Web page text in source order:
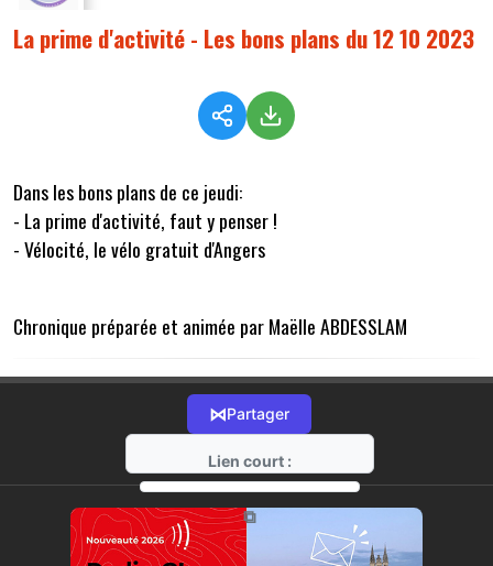
La prime d'activité - Les bons plans du 12 10 2023
Dans les bons plans de ce jeudi:
- La prime d'activité, faut y penser !
- Vélocité, le vélo gratuit d'Angers
Chronique préparée et animée par Maëlle ABDESSLAM
⋈Partager
Lien court :
https://radio-g.fr?14810
⧉